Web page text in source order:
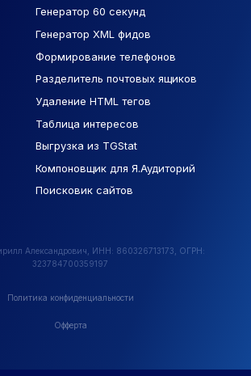
Генератор 60 секунд
Генератор XML фидов
Формирование телефонов
Разделитель почтовых ящиков
Удаление HTML тегов
Таблица интересов
Выгрузка из TGStat
Компоновщик для Я.Аудиторий
Поисковик сайтов
База Яндекс Карты
РСЯ площадки
Александрович, ИНН: 860326713173, ОГРН:
323784700359197
Политика конфиденциальности
Офферта